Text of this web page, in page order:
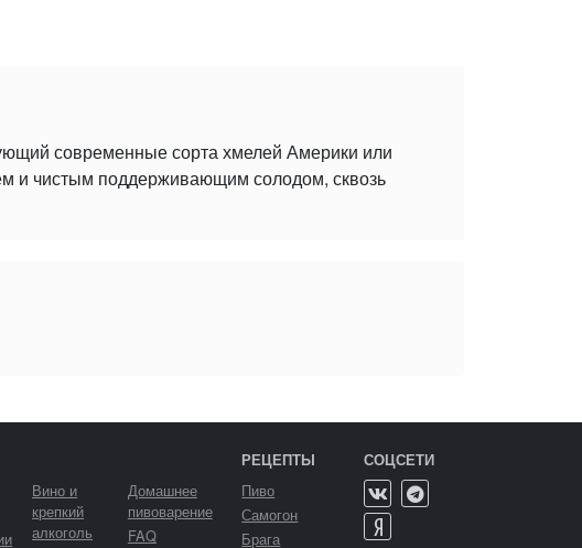
современные сорта хмелей Америки или
и чистым поддерживающим солодом, сквозь
Вино и
крепкий
алкоголь
Домашнее
пивоварение
FAQ
РЕЦЕПТЫ
Пиво
Самогон
Брага
СОЦСЕТИ